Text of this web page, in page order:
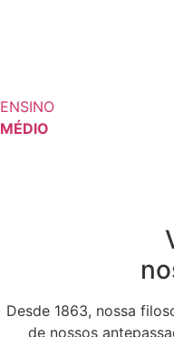
ENSINO
MÉDIO
Desde 1863, nossa
de nossos